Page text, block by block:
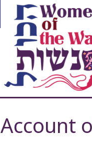
Account